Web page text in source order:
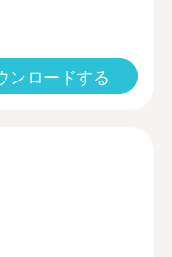
ンロードする